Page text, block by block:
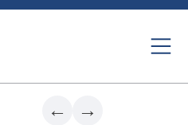
← →